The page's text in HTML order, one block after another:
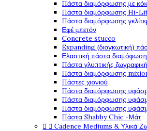
Πάστα διαμόρφωσης με
Πάστα διαμόρφωσης Hi-
Πάστα διαμόρφωσης
Εφέ μπετόν
Concrete stucco
Expanding (διογκωτική)
Ελαστική πάστα
Πάστα γλυπτικής
Πάστα διαμόρφωσης
Πάστες χιονιού
Πάστα διαμόρφωσης
Πάστα διαμόρφωσης
Πάστα διαμόρφωσης
Πάστα Shabby Chic -Μάτ
  Cadence Mediums & Υλικά